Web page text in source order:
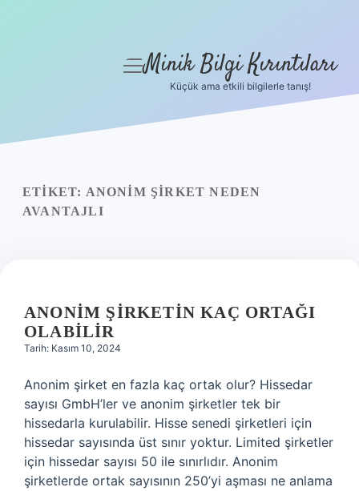
Yasal Uyarı
menüyü
Minik Bilgi Kırıntıları
Küçük ama etkili bilgilerle tanış!
ETIKET: ANONIM ŞIRKET NEDEN
AVANTAJLI
ANONIM ŞIRKETIN KAÇ ORTAĞI
OLABILIR
Tarih: Kasım 10, 2024
Anonim şirket en fazla kaç ortak olur? Hissedar
sayısı GmbH’ler ve anonim şirketler tek bir
hissedarla kurulabilir. Hisse senedi şirketleri için
hissedar sayısında üst sınır yoktur. Limited şirketler
için hissedar sayısı 50 ile sınırlıdır. Anonim
şirketlerde ortak sayısının 250’yi aşması ne anlama